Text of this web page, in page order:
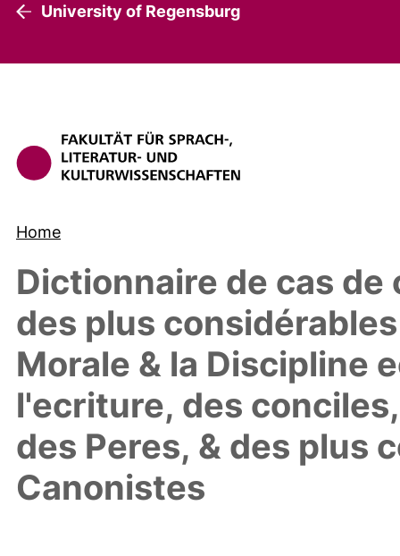
University of Regensburg
Home
Dictionnaire de cas
des plus
Morale & la Discipline
l'ecriture, des
des Peres, & des plus
Canonistes